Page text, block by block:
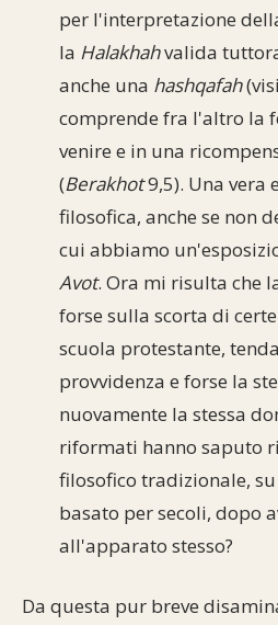
per l'interpretazione
la Halakhahvalida
anche una hashqafah
comprende fra l'altro la
venire e in una
(Berakhot9,5). Una vera
filosofica, anche se non
cui abbiamo
Avot. Ora mi risulta che
forse sulla scorta di
scuola protestante,
provvidenza e forse la
nuovamente la stessa
riformati hanno saputo
filosofico tradizionale,
basato per secoli, dopo
all'apparato stesso?
Da questa pur breve